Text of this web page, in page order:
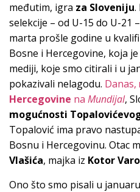
međutim, igra za Sloveniju.
selekcije – od U-15 do U-21
marta prošle godine u
Bosne i Hercegovine, koja
mediji, koje smo citirali i u
pokazivali nelagodu. Danas,
Hercegovine na Mundijal,
mogućnosti
Topalović ima pravo
Bosnu i Hercegovinu. Otac
Vlašića, majka iz Kotor
Ono što smo pisali u